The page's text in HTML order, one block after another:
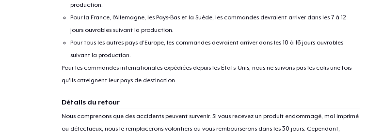
production.
Pour la France, l'Allemagne, les Pays-Bas et la Suède, les commandes devraient arriver dans les 7 à 12
jours ouvrables suivant la production.
Pour tous les autres pays d'Europe, les commandes devraient arriver dans les 10 à 16 jours ouvrables
suivant la production.
Pour les commandes internationales expédiées depuis les États-Unis, nous ne suivons pas les colis une fois
qu'ils atteignent leur pays de destination.
Détails du retour
Nous comprenons que des accidents peuvent survenir. Si vous recevez un produit endommagé, mal imprimé
ou défectueux, nous le remplacerons volontiers ou vous rembourserons dans les 30 jours. Cependant,
1article ajouté au Panier